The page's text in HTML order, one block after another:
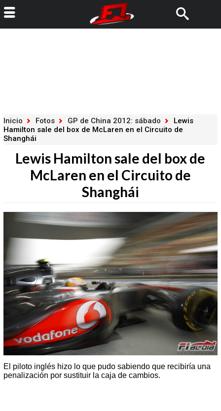
Inicio Fotos GP de China 2012: sábado
Lewis
Hamilton sale del box de McLaren en el Circuito de
Shanghái
Lewis Hamilton sale del box de
McLaren en el Circuito de
Shanghái
El piloto inglés hizo lo que pudo sabiendo que recibiría una
penalización por sustituir la caja de cambios.